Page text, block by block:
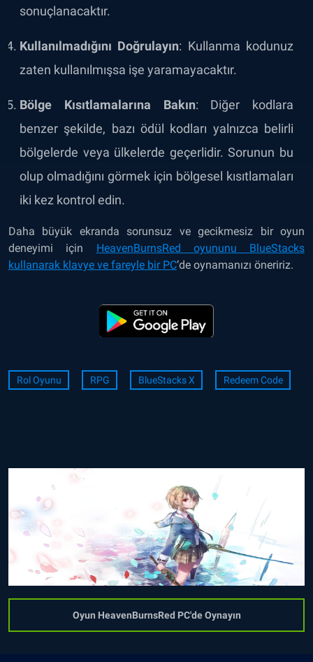
sonuçlanacaktır.
Kullanılmadığını Doğrulayın: Kullanma kodunuz
zaten kullanılmışsa işe yaramayacaktır.
Bölge Kısıtlamalarına Bakın: Diğer kodlara
benzer şekilde, bazı ödül kodları yalnızca belirli
bölgelerde veya ülkelerde geçerlidir. Sorunun bu
olup olmadığını görmek için bölgesel kısıtlamaları
iki kez kontrol edin.
Daha büyük ekranda sorunsuz ve gecikmesiz bir oyun
deneyimi için HeavenBurnsRed oyununu BlueStacks
kullanarak klavye ve fareyle bir PC‘de oynamanızı öneririz.
Rol Oyunu RPG BlueStacks X Redeem Code
Oyun HeavenBurnsRed PC'de Oynayın